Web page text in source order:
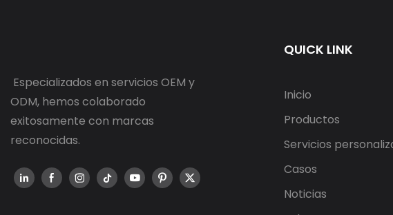
Especializados en servicios OEM y
ODM, hemos colaborado
exitosamente con marcas
reconocidas.
QUICK LINK
Inicio
Productos
Servicios
Casos
Noticias